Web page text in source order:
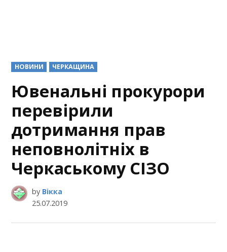
POSTED
IN
НОВИНИ ЧЕРКАЩИНА
Ювенальні прокурори
перевірили
дотримання прав
неповнолітніх в
Черкаському СІЗО
by Вікка
25.07.2019